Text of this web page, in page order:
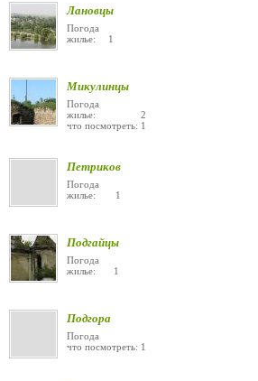
Лановцы
Погода
жилье: 1
Микулинцы
Погода
жилье: 2
что посмотреть: 1
Петриков
Погода
жилье: 1
Подгайцы
Погода
жилье: 1
Подгора
Погода
что посмотреть: 1